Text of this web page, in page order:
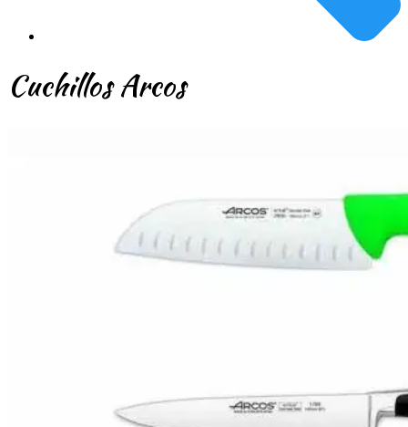
Cuchillos Arcos